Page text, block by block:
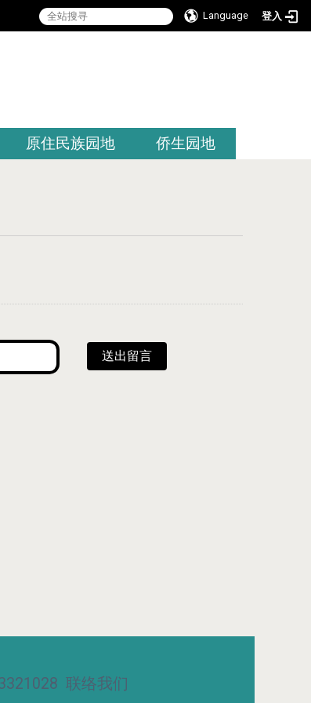
Language 登入
原住民族园地 侨生园地
送出留言
联络我们